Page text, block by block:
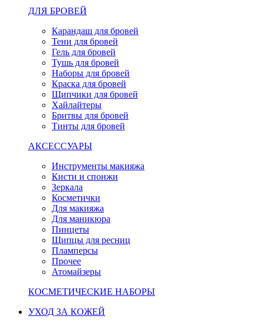
ДЛЯ БРОВЕЙ
Карандаш для бровей
Тени для бровей
Гель для бровей
Тушь для бровей
Наборы для бровей
Краска для бровей
Щипчики для бровей
Хайлайтеры
Бритвы для бровей
Тинты для бровей
АКСЕССУАРЫ
Инструменты макияжа
Кисти и спонжи
Зеркала
Косметички
Для макияжа
Для маникюра
Пинцеты
Щипцы для ресниц
Пламперсы
Прочее
Атомайзеры
КОСМЕТИЧЕСКИЕ НАБОРЫ
УХОД ЗА КОЖЕЙ